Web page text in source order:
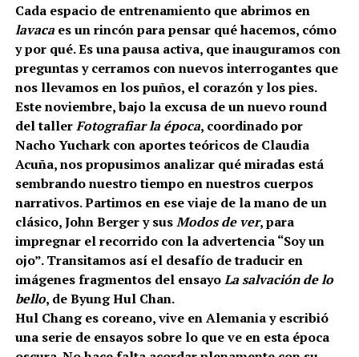
Cada espacio de entrenamiento que abrimos en
lavacaes un rincón para pensar qué hacemos, cómo
y por qué. Es una pausa activa, que inauguramos con
preguntas y cerramos con nuevos interrogantes que
nos llevamos en los puños, el corazón y los pies.
Este noviembre, bajo la excusa de un nuevo round
del tallerFotografiar la época, coordinado por
Nacho Yuchark con aportes teóricos de Claudia
Acuña, nos propusimos analizar qué miradas está
sembrando nuestro tiempo en nuestros cuerpos
narrativos. Partimos en ese viaje de la mano de un
clásico, John Berger y susModos de ver, para
impregnar el recorrido con la advertencia “Soy un
ojo”. Transitamos así el desafío de traducir en
imágenes fragmentos del ensayoLa salvación de lo
bello, de Byung Hul Chan.
Hul Chang es coreano, vive en Alemania y escribió
una serie de ensayos sobre lo que ve en esta época